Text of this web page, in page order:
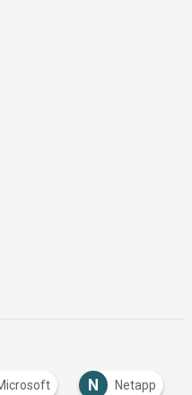
N Netapp